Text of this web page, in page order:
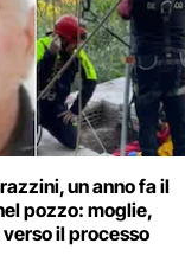
un anno fa il
pozzo: moglie,
il processo